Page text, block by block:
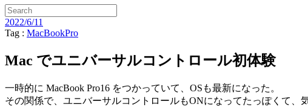
2022/6/11
Tag : MacBookPro
Mac でユニバーサルコントロール初体験
一時的に MacBook Pro16 をつかっていて、OSも最新になった。
その関係で、ユニバーサルコントロールもONになってたっぽくて、